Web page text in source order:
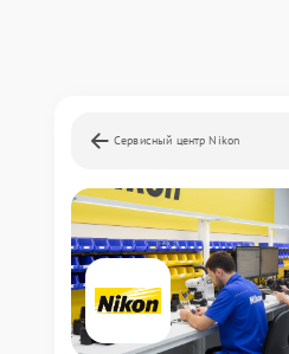
Сервисный центр Nikon